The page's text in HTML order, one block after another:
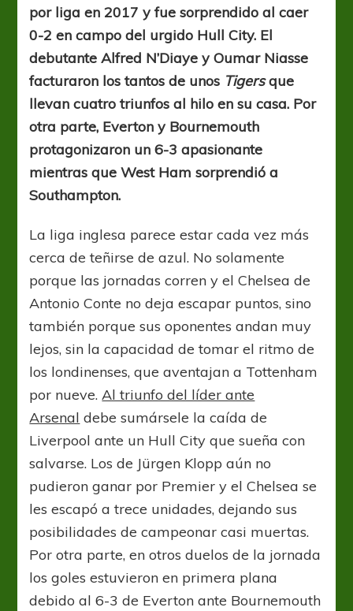
por liga en 2017 y fue sorprendido al caer
0-2 en campo del urgido Hull City. El
debutante Alfred N’Diaye y Oumar Niasse
facturaron los tantos de unos Tigersque
llevan cuatro triunfos al hilo en su casa. Por
otra parte, Everton y Bournemouth
protagonizaron un 6-3 apasionante
mientras que West Ham sorprendió a
Southampton.
La liga inglesa parece estar cada vez más
cerca de teñirse de azul. No solamente
porque las jornadas corren y el Chelsea de
Antonio Conte no deja escapar puntos, sino
también porque sus oponentes andan muy
lejos, sin la capacidad de tomar el ritmo de
los londinenses, que aventajan a Tottenham
por nueve.Al triunfo del líder ante
Arsenal debe sumársele la caída de
Liverpool ante un Hull City que sueña con
salvarse. Los de Jürgen Klopp aún no
pudieron ganar por Premier y el Chelsea se
les escapó a trece unidades, dejando sus
posibilidades de campeonar casi muertas.
Por otra parte, en otros duelos de la jornada
los goles estuvieron en primera plana
debido al 6-3 de Everton ante Bournemouth